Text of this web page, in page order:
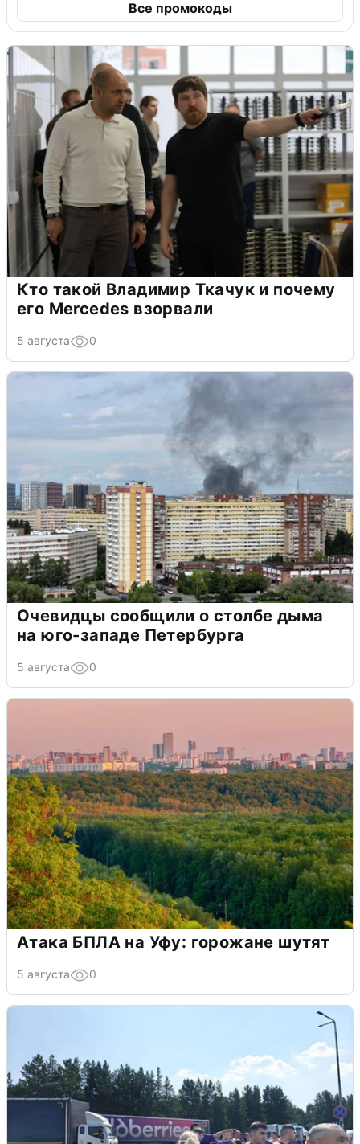
Все промокоды
Кто такой Владимир Ткачук и почему
его Mercedes взорвали
5 августа 0
Очевидцы сообщили о столбе дыма
на юго-западе Петербурга
5 августа 0
Атака БПЛА на Уфу: горожане шутят
5 августа 0